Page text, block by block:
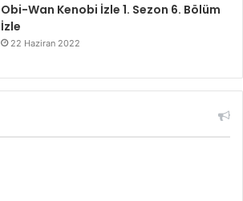
Obi-Wan Kenobi İzle 1. Sezon 6. Bölüm
İzle
22 Haziran 2022